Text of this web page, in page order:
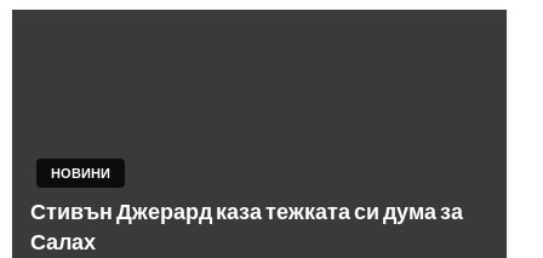
НОВИНИ
Стивън Джерард каза тежката си дума за
Салах